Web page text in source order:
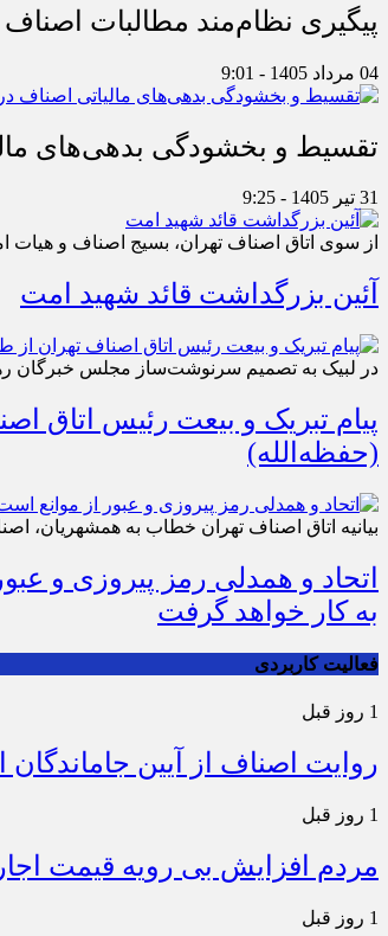
پیگیری نظام‌مند مطالبات
04 مرداد 1405 - 9:01
تقسیط و بخشودگی بدهی‌های
31 تیر 1405 - 9:25
از سوی اتاق اصناف تهران، بسیج اصناف و هیات
آئین بزرگداشت قائد شهید امت
در لبیک به تصمیم سرنوشت‌ساز مجلس خبرگان
پیام تبریک و بیعت رئیس اتاق
(حفظه‌الله)
بیانیه اتاق اصناف تهران خطاب به همشهریان،
اتحاد و همدلی رمز پیروزی و
به کار خواهد گرفت
فعالیت کاربردی
1 روز قبل
روایت اصناف از آیین جاماندگان
1 روز قبل
مردم افزایش بی رویه قیمت
1 روز قبل